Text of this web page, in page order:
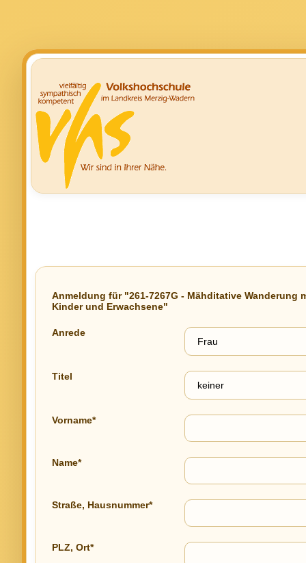
Anmeldung für "261-7267G - Mähditative
Kinder und Erwachsene"
Anrede
Titel
Vorname*
Name*
Straße, Hausnummer*
PLZ, Ort*